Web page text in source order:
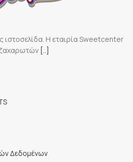
ιστοσελίδα. Η εταιρία Sweetcenter
[..]
Δεδομένων